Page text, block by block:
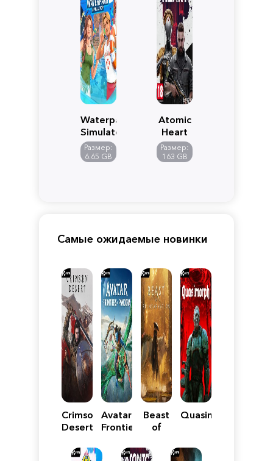
Waterpark
Simulator
Размер:
6.65 GB
Atomic
Heart
Размер:
163 GB
Самые ожидаемые новинки
Crimson
Desert
Avatar:
Frontiers
Pandora
Beast
of
Quasimorph